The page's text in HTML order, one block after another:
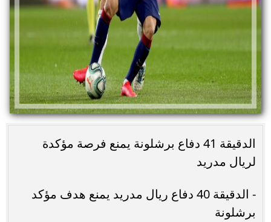
الدقيقة 41 دفاع برشلونة يمنع فرصة مؤكدة
لريال مدريد
- الدقيقة 40 دفاع ريال مدريد يمنع هدف مؤكد
برشلونة